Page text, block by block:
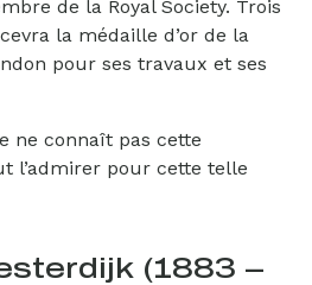
de la Royal Society. Trois
la médaille d’or de la
pour ses travaux et ses
ne connaît pas cette
l’admirer pour cette telle
(1883 –